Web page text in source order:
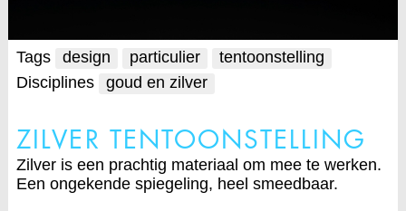
Tags design particulier
tentoonstelling
Disciplines
goud en zilver
ZILVER TENTOONSTELLING
Zilver is een prachtig materiaal om mee te werken.
Een ongekende spiegeling, heel smeedbaar.